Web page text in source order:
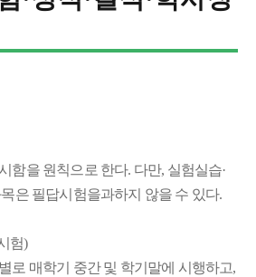
함을 원칙으로 한다. 다만, 실험실습·
은 필답시험을과하지 않을 수 있다.
험)
로 매학기 중간 및 학기말에 시행하고,